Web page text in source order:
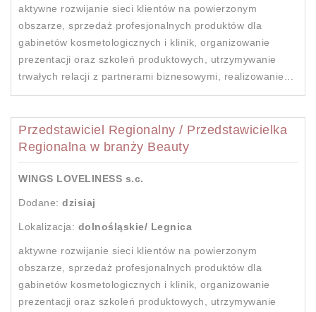
aktywne rozwijanie sieci klientów na powierzonym
obszarze, sprzedaż profesjonalnych produktów dla
gabinetów kosmetologicznych i klinik, organizowanie
prezentacji oraz szkoleń produktowych, utrzymywanie
trwałych relacji z partnerami biznesowymi, realizowanie...
Przedstawiciel Regionalny / Przedstawicielka
Regionalna w branży Beauty
WINGS LOVELINESS s.c.
Dodane: dzisiaj
Lokalizacja: dolnośląskie/ Legnica
aktywne rozwijanie sieci klientów na powierzonym
obszarze, sprzedaż profesjonalnych produktów dla
gabinetów kosmetologicznych i klinik, organizowanie
prezentacji oraz szkoleń produktowych, utrzymywanie